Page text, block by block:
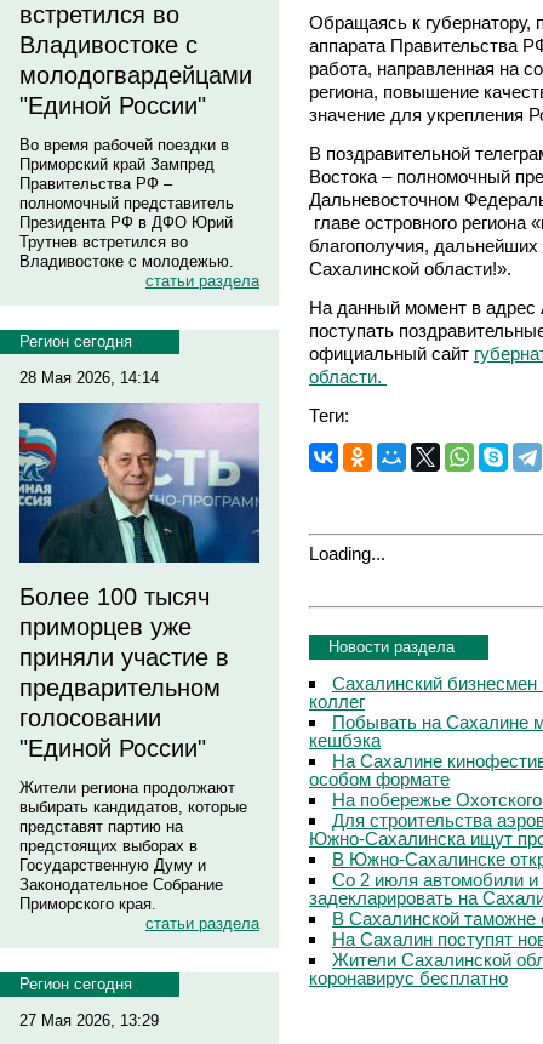
встретился во
Владивостоке с
молодогвардейцами
"Единой России"
Во время рабочей поездки в
Приморский край Зампред
Правительства РФ –
полномочный представитель
Президента РФ в ДФО Юрий
Трутнев встретился во
Владивостоке с молодежью.
статьи раздела
Регион сегодня
28 Мая 2026, 14:14
Более 100 тысяч
приморцев уже
приняли участие в
предварительном
голосовании
"Единой России"
Жители региона продолжают
выбирать кандидатов, которые
представят партию на
предстоящих выборах в
Государственную Думу и
Законодательное Собрание
Приморского края.
статьи раздела
Регион сегодня
27 Мая 2026, 13:29
Обращаясь к губернатору,
аппарата Правительства
работа, направленная на
региона, повышение
значение для укрепления
В поздравительной
Востока – полномочный
Дальневосточном
главе островного региона
благополучия, дальнейших
Сахалинской области!».
На данный момент в
поступать
официальный сайт
области.
Теги:
Loading...
Новости раздела
Сахалинский бизнесмен
коллег
Побывать на Сахалине
кешбэка
На Сахалине
особом формате
На побережье
Для строительства
Южно-Сахалинска ищут
В Южно-Сахалинске
Со 2 июля автомобили
задекларировать на
В Сахалинской таможне
На Сахалин поступят
Жители Сахалинской
коронавирус бесплатно